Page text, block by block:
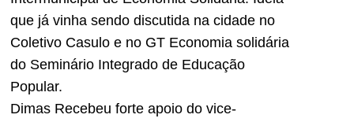
que já vinha sendo discutida na cidade no
Coletivo Casulo e no GT Economia solidária
do Seminário Integrado de Educação
Popular.
Dimas Recebeu forte apoio do vice-